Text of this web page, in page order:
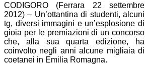
CODIGORO (Ferrara 22 settembre
2012) – Un’ottantina di studenti, alcuni
tg, diversi immagini e un’esplosione di
gioia per le premiazioni di un concorso
che, alla sua quarta edizione, ha
coinvolto negli anni alcune migliaia di
coetanei in Emilia Romagna.